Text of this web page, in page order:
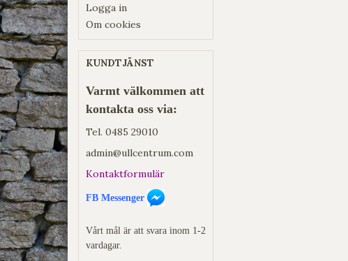
Logga in
Om cookies
KUNDTJÄNST
Varmt välkommen att
kontakta oss via:
Tel. 0485 29010
admin@ullcentrum.com
Kontaktformulär
FB Messenger
Vårt mål är att svara inom 1-2
vardagar.